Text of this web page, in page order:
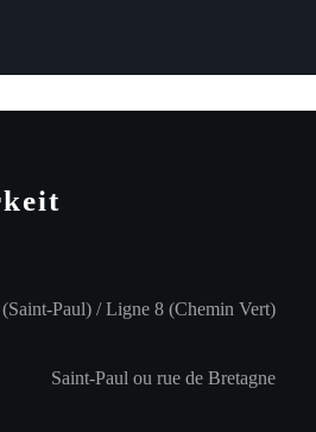
Paul) / Ligne 8 (Chemin Vert)
Saint-Paul ou rue de Bretagne